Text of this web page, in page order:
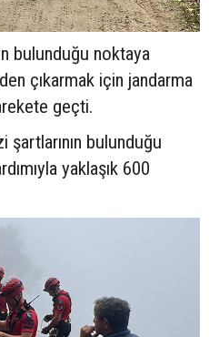
bulunduğu noktaya
çıkarmak için jandarma
geçti.
bulunduğu
yaklaşık 600